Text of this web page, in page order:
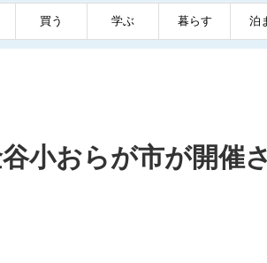
買う 学ぶ 暮らす 泊
小おらが市が開催